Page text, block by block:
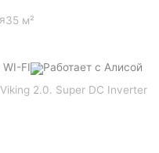
35 м²
2.0. Super DC Inverter